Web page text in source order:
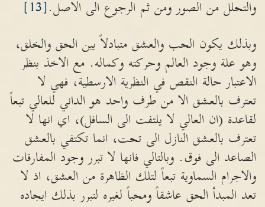
والتحلل من الصور ومن ثم الرجوع الى الاصل.[13]
وبذلك يكون الحب والعشق متبادلاً بين الحق والخلق،
وهو علة وجود العالم وحركته وكماله. مع الاخذ بنظر
الاعتبار حالة النقص في النظرية الارسطية، فهي لا
تعترف بالعشق الا من طرف واحد هو الداني للعالي تبعاً
لقاعدة (ان العالي لا يلتفت الى السافل)، اي انها لا
تعترف بالعشق النازل الى تحت، انما تكتفي بالعشق
الصاعد الى فوق. وبالتالي فانها لا تبرر وجود المفارقات
والاجرام السماوية تبعاً لتلك الظاهرة من العشق، اذ لا
تعد المبدأ الحق عاشقاً ومحباً لغيره لتبرر بذلك ايجاده